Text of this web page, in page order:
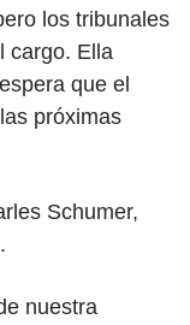
los tribunales
cargo. Ella
que el
próximas
Schumer,
nuestra